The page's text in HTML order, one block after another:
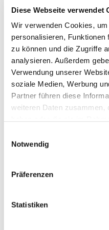
Diese Webseite verwendet
Wir verwenden Cookies,
personalisieren, Funktionen
zu können und die Zugriffe
analysieren. Außerdem
Verwendung unserer
soziale Medien, Werbung
Partner führen diese
weiteren Daten zusammen,
Notwendig
Präferenzen
Statistiken
Dies